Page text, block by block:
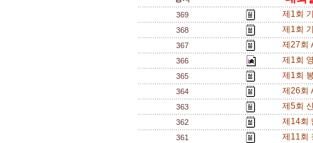
369 제1회
368 제1회
367 제27회
366 제1회
365 제1회
364 제26회
363 제5회
362 제14회
361 제11회